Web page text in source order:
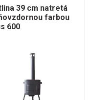
39 cm natretá
farbou
600